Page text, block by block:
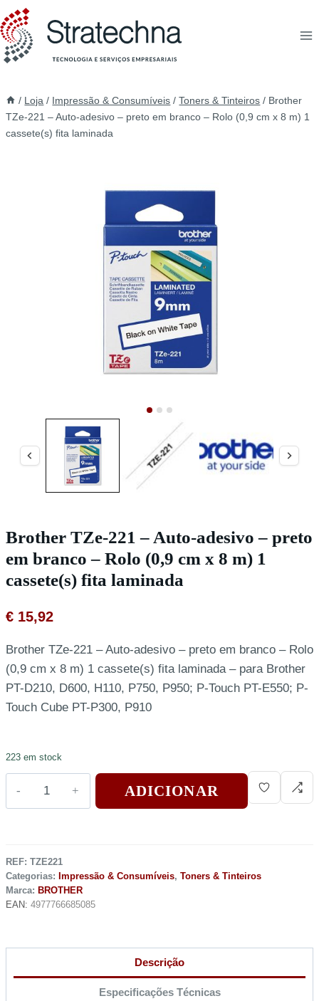
/ Loja / Impressão & Consumíveis / Toners & Tinteiros / Brother
TZe-221 – Auto-adesivo – preto em branco – Rolo (0,9 cm x 8 m) 1
cassete(s) fita laminada
Brother TZe-221 – Auto-adesivo – preto
em branco – Rolo (0,9 cm x 8 m) 1
cassete(s) fita laminada
€ 15,92
Brother TZe-221 – Auto-adesivo – preto em branco – Rolo
(0,9 cm x 8 m) 1 cassete(s) fita laminada – para Brother
PT-D210, D600, H110, P750, P950; P-Touch PT-E550; P-
Touch Cube PT-P300, P910
223 em stock
ADICIONAR
REF: TZE221
Categorias: Impressão & Consumíveis, Toners & Tinteiros
Marca: BROTHER
EAN: 4977766685085
Descrição
Especificações Técnicas